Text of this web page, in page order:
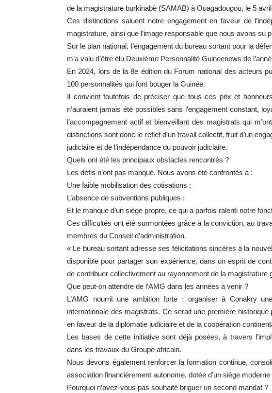
de la magistrature burkinabè (SAMAB) à Ouagadougou, le 5
Ces distinctions saluent notre engagement en faveur de
magistrature, ainsi que l’image responsable que nous avons su
Sur le plan national, l’engagement du bureau sortant pour la
m’a valu d’être élu Deuxième Personnalité Guineenews de
En 2024, lors de la 8e édition du Forum national des acteurs
100 personnalités qui font bouger la Guinée.
Il convient toutefois de préciser que tous ces prix et
n’auraient jamais été possibles sans l’engagement constant,
l’accompagnement actif et bienveillant des magistrats qui
distinctions sont donc le reflet d’un travail collectif, fruit d’un
judiciaire et de l’indépendance du pouvoir judiciaire.
Quels ont été les principaux obstacles rencontrés ?
Les défis n’ont pas manqué. Nous avons été confrontés à :
Une faible mobilisation des cotisations ;
L’absence de subventions publiques ;
Et le manque d’un siège propre, ce qui a parfois ralenti notre
Ces difficultés ont été surmontées grâce à la conviction, au
membres du Conseil d’administration.
« Le bureau sortant adresse ses félicitations sincères à la
disponible pour partager son expérience, dans un esprit de
de contribuer collectivement au rayonnement de la magistrature
Que peut-on attendre de l’AMG dans les années à venir ?
L’AMG nourrit une ambition forte : organiser à Conakry
internationale des magistrats. Ce serait une première
en faveur de la diplomatie judiciaire et de la coopération
Les bases de cette initiative sont déjà posées, à travers
dans les travaux du Groupe africain.
Nous devons également renforcer la formation continue,
association financièrement autonome, dotée d’un siège moderne
Pourquoi n’avez-vous pas souhaité briguer un second mandat ?